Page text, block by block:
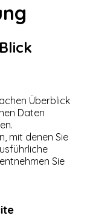
Überblick
Daten
mit denen Sie
Sie